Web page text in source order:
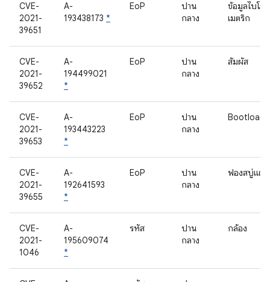
CVE-
2021-
39651
A-
193438173 *
EoP
ปาน
กลาง
ข้อมูลไบโอ
เมตริก
CVE-
2021-
39652
A-
194499021
*
EoP
ปาน
กลาง
สัมผัส
CVE-
2021-
39653
A-
193443223
*
EoP
ปาน
กลาง
CVE-
2021-
39655
A-
192641593
*
EoP
ปาน
กลาง
ฟองสบู่แตก
CVE-
2021-
1046
A-
195609074
*
รหัส
ปาน
กลาง
กล้อง